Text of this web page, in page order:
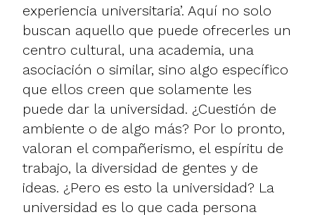
experiencia universitaria’. Aquí no solo
buscan aquello que puede ofrecerles un
centro cultural, una academia, una
asociación o similar, sino algo específico
que ellos creen que solamente les
puede dar la universidad. ¿Cuestión de
ambiente o de algo más? Por lo pronto,
valoran el compañerismo, el espíritu de
trabajo, la diversidad de gentes y de
ideas. ¿Pero es esto la universidad? La
universidad es lo que cada persona